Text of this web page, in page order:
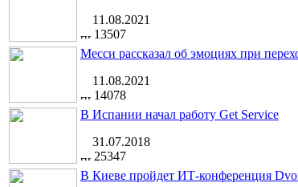
11.08.2021
13507
Месси рассказал об эмоциях при
11.08.2021
14078
В Испании начал работу Get Service
31.07.2018
25347
В Киеве пройдет ИТ-конференция